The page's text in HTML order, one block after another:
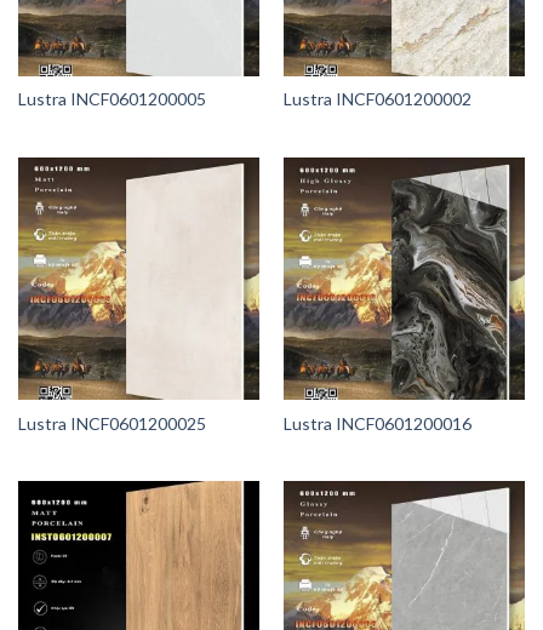
Lustra INCF0601200005 Lustra INCF0601200002
Lustra INCF0601200025 Lustra INCF0601200016